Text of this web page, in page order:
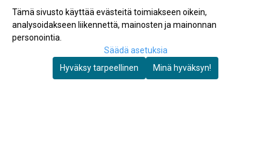
Tämä sivusto käyttää evästeitä toimiakseen oikein,
analysoidakseen liikennettä, mainosten ja mainonnan
personointia.
Säädä asetuksia
Hyväksy tarpeellinen
Minä hyväksyn!